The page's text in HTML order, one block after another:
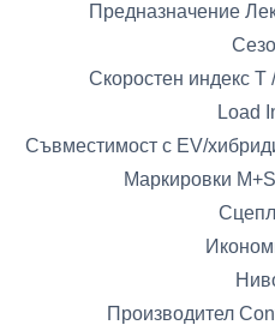
Предназначение
Скоростен индекс T
Load
Съвместимост с EV/
Маркировки
Производител